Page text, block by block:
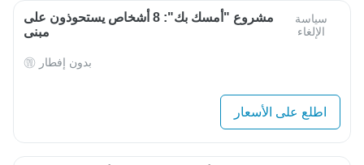
مشروع "أمسك بك": 8 أشخاص يستحوذون على
مبنى
سياسة
الإلغاء
بدون إفطار
اطلع على الأسعار